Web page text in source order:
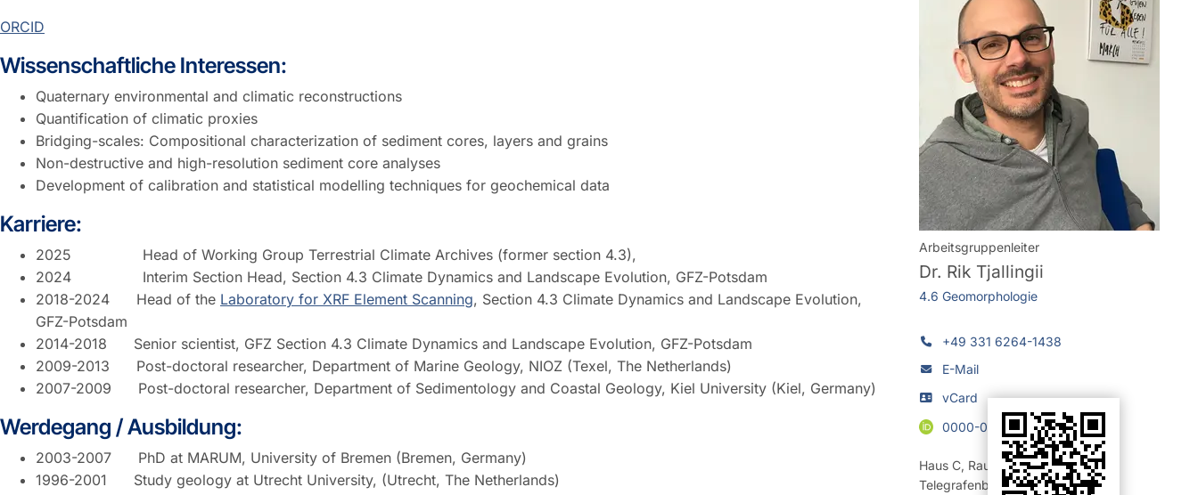
Arbeitsgruppenleiter
Dr. Rik Tjallingii
4.6 Geomorphologie
+49 331 6264-1438
E-Mail
vCard
0000-0002-9723-3622
Haus C, Raum 326 (Büro)
Telegrafenberg
ORCID
Wissenschaftliche Interessen:
Quaternary environmental and climatic reconstructions
Quantification of climatic proxies
Bridging-scales: Compositional characterization of sediment cores, layers and grains
Non-destructive and high-resolution sediment core analyses
Development of calibration and statistical modelling techniques for geochemical data
Karriere:
2025 Head of Working Group Terrestrial Climate Archives (former section 4.3),
2024 Interim Section Head, Section 4.3 Climate Dynamics and Landscape Evolution, GFZ-Potsdam
2018-2024 Head of the Laboratory for XRF Element Scanning, Section 4.3 Climate Dynamics and Landscape Evolution,
GFZ-Potsdam
2014-2018 Senior scientist, GFZ Section 4.3 Climate Dynamics and Landscape Evolution, GFZ-Potsdam
2009-2013 Post-doctoral researcher, Department of Marine Geology, NIOZ (Texel, The Netherlands)
2007-2009 Post-doctoral researcher, Department of Sedimentology and Coastal Geology, Kiel University (Kiel, Germany)
Werdegang / Ausbildung:
2003-2007 PhD at MARUM, University of Bremen (Bremen, Germany)
1996-2001 Study geology at Utrecht University, (Utrecht, The Netherlands)